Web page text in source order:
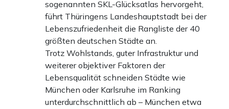
sogenannten SKL-Glücksatlas hervorgeht,
führt Thüringens Landeshauptstadt bei der
Lebenszufriedenheit die Rangliste der 40
größten deutschen Städte an.
Trotz Wohlstands, guter Infrastruktur und
weiterer objektiver Faktoren der
Lebensqualität schneiden Städte wie
München oder Karlsruhe im Ranking
unterdurchschnittlich ab – München etwa